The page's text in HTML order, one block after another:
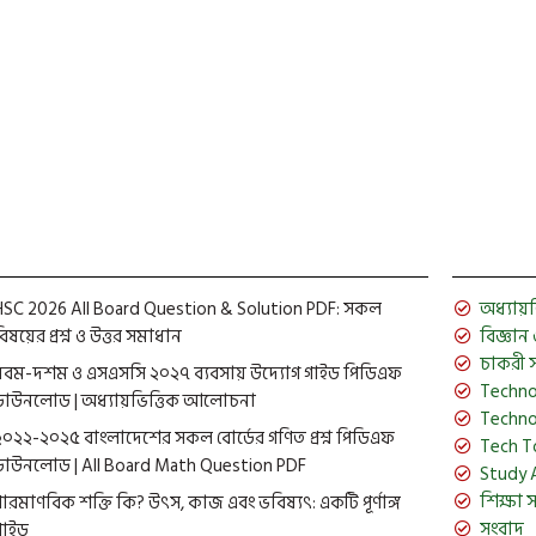
2026 All Board Question & Solution PDF: সকল
প্রশ্ন ও উত্তর সমাধান
দশম ও এসএসসি ২০২৭ ব্যবসায় উদ্যোগ গাইড পিডিএফ
| অধ্যায়ভিত্তিক আলোচনা
২০২৫ বাংলাদেশের সকল বোর্ডের গণিত প্রশ্ন পিডিএফ
| All Board Math Question PDF
শক্তি কি? উৎস, কাজ এবং ভবিষ্যৎ: একটি পূর্ণাঙ্গ
বিজ্ঞান
চাকরী
Tech
Study
শিক্ষা
সংবাদ